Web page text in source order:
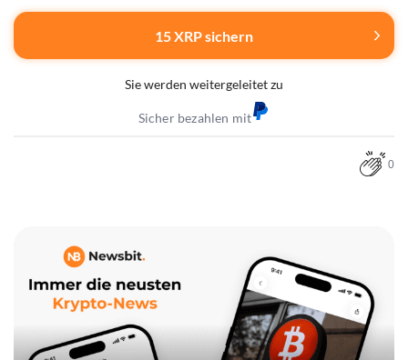
15 XRP sichern
Sie werden weitergeleitet zu
Sicher bezahlen mit
0